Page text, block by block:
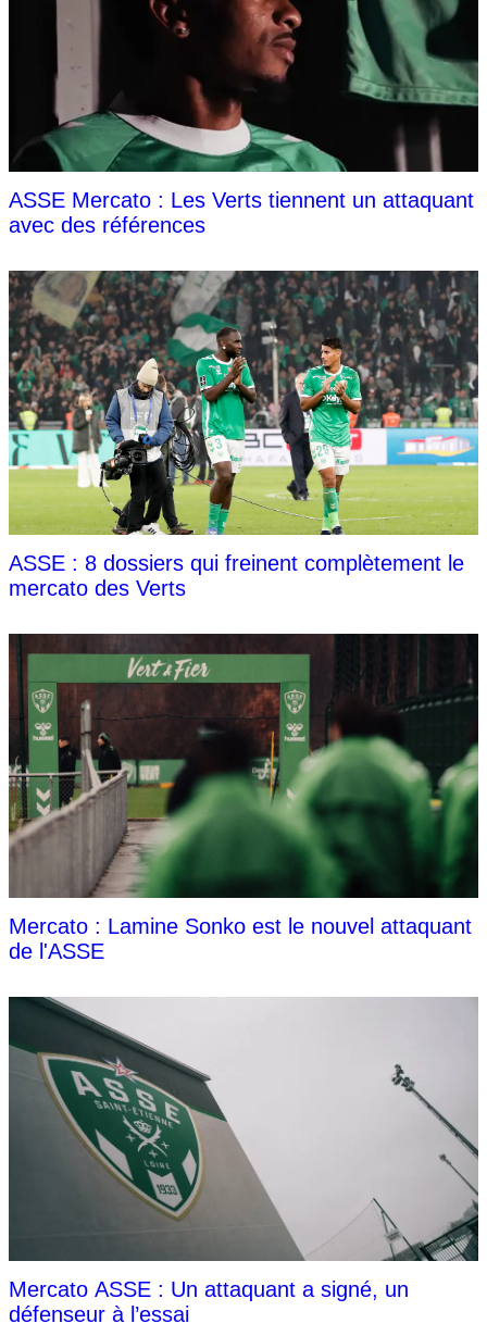
ASSE Mercato : Les Verts tiennent un attaquant
avec des références
ASSE : 8 dossiers qui freinent complètement le
mercato des Verts
Mercato : Lamine Sonko est le nouvel attaquant
de l'ASSE
Mercato ASSE : Un attaquant a signé, un
défenseur à l’essai